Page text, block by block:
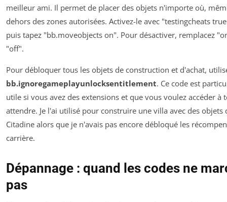
meilleur ami. Il permet de placer des objets n'importe où,
dehors des zones autorisées. Activez-le avec "testingcheats
puis tapez "bb.moveobjects on". Pour désactiver, remplacez
"off".
Pour débloquer tous les objets de construction et d'achat,
bb.ignoregameplayunlocksentitlement. Ce code est
utile si vous avez des extensions et que vous voulez accéder à
attendre. Je l'ai utilisé pour construire une villa avec des objets
Citadine alors que je n'avais pas encore débloqué les
carrière.
Dépannage : quand les codes ne
pas